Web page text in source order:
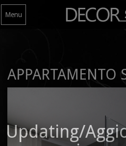
Menu
APPARTAMENTO
Updating/